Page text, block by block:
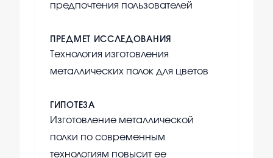
предпочтения пользователей
ПРЕДМЕТ ИССЛЕДОВАНИЯ
Технология изготовления
металлических полок для цветов
ГИПОТЕЗА
Изготовление металлической
полки по современным
технологиям повысит ее